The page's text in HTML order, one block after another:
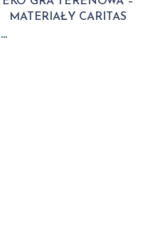
MATERIAŁY CARITAS
…